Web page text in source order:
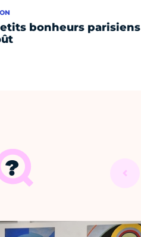
bonheurs parisiens
?